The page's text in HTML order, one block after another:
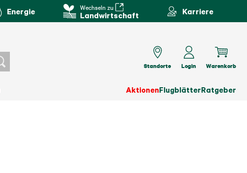
Energie Wechseln zu
Landwirtschaft Karriere
AktionenFlugblätterRatgeber
Standorte Login Warenkorb